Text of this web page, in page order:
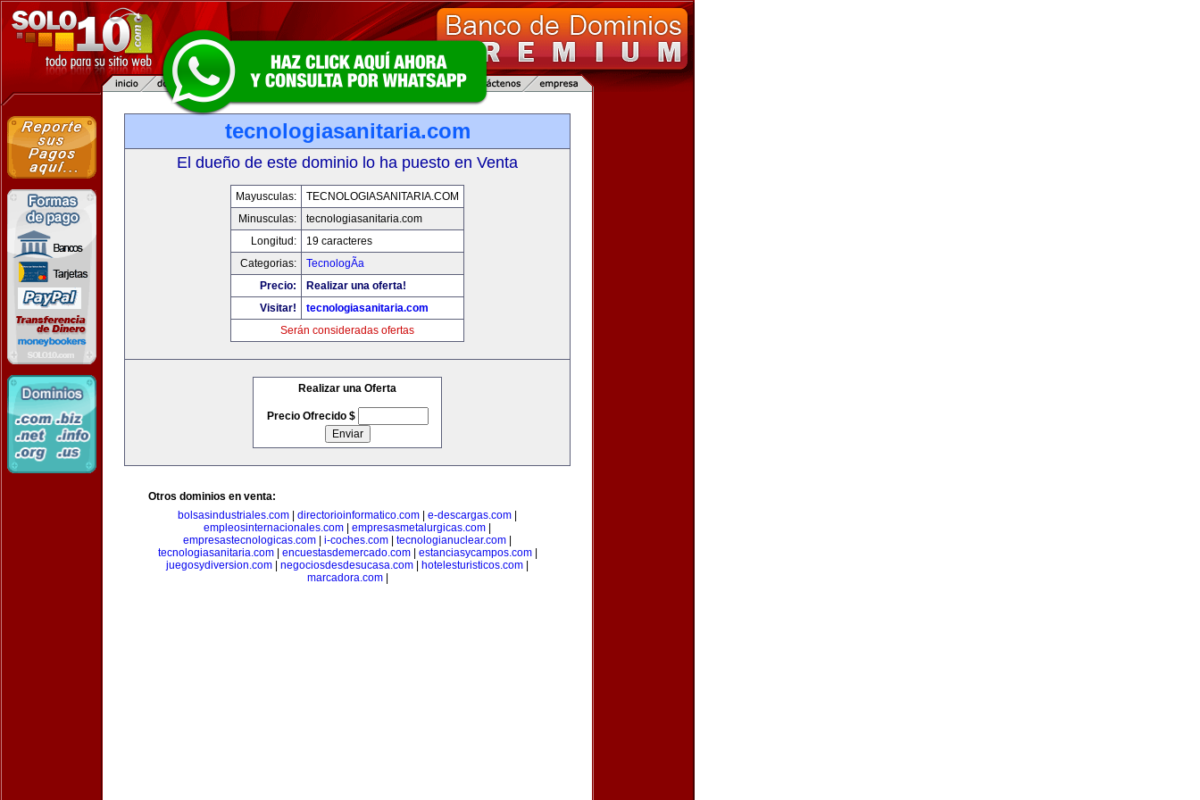
tecnologiasanitaria.com
El dueño de este dominio lo ha puesto en Venta
Mayusculas:
TECNOLOGIASANITARIA.COM
Minusculas:
tecnologiasanitaria.com
Longitud:
19 caracteres
Categorias:
TecnologÃ­a
Precio:
Realizar una oferta!
Visitar!
tecnologiasanitaria.com
Serán consideradas ofertas
Realizar una Oferta
Precio Ofrecido $
Otros dominios en venta:
bolsasindustriales.com
directorioinformatico.com e-descargas.com
empleosinternacionales.com
empresasmetalurgicas.com
empresastecnologicas.com
i-coches.com tecnologianuclear.com
tecnologiasanitaria.com| encuestasdemercado.com| estanciasycampos.com|
juegosydiversion.com
negociosdesdesucasa.com hotelesturisticos.com
marcadora.com|